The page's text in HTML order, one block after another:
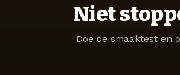
Niet
Doe de smaaktest en